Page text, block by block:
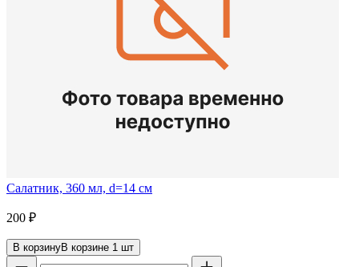
Салатник, 360 мл, d=14 см
200 ₽
В корзинуВ корзине 1 шт